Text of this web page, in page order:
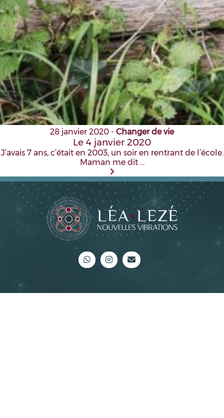
28 janvier 2020 - Changer de vie
Le 4 janvier 2020
J’avais 7 ans, c’était en 2003, un soir en rentrant de l’école.
Maman me dit …